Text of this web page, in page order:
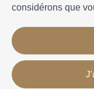
considérons que